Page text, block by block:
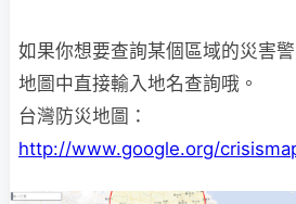
如果你想要查詢某個區域的災害
地圖中直接輸入地名查詢哦。
台灣防災地圖：
http://www.google.org/